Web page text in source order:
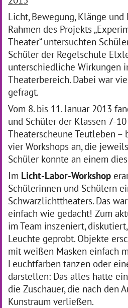
Licht, Bewegung, Klänge
Rahmen des Projekts
Theater“ untersuchten
Schüler der Regelschule
unterschiedliche Wirkungen
Theaterbereich. Dabei war
gefragt.
Vom 8. bis 11. Januar 2013
und Schüler der Klassen 7-
Theaterscheune Teutleben
vier Workshops an, die
Schüler konnte an einem
Im Licht-Labor-Workshop
Schülerinnen und Schülern
Schwarzlichttheaters. Das
einfach wie gedacht! Zum
im Team inszeniert,
Leuchte geprobt. Objekte
mit weißen Masken einfach
Leuchtfarben tanzen oder
darstellen: Das alles hatte
die Zuschauer, die nach
Kunstraum verließen.
…
Zukunftswerkstatt -
Unsere Vision einer
kreativen Schule -
Schulleben kulturell
Schüler aus den
Regelschulen Tanna, Schleiz
und Hirschberg denken über
eine kreative Schule nach
„Man muss nur ein bisschen
verrückt sein, um was Neues
Im
Kunstwettbewerb
„Zwischenwand“
01.12.2011–31.03.2012
Die Regelschule Elxleben
startete im Dezember 2011
mit dem Projekt
„Zwischenwand“ in das
Programm „Kulturagenten
für kreative Schulen“. Mit
Unterstützung der Eltern
… mehr